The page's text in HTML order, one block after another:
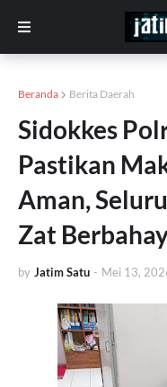
Beranda Berita Daerah
Sidokkes
Pastikan
Aman,
Zat
by Jatim Satu - Mei 13,